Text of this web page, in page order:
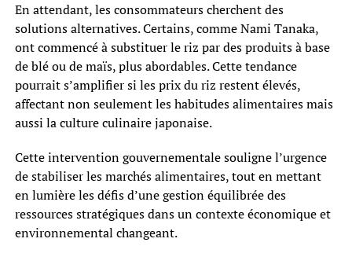
En attendant, les consommateurs cherchent des
solutions alternatives. Certains, comme Nami Tanaka,
ont commencé à substituer le riz par des produits à base
de blé ou de maïs, plus abordables. Cette tendance
pourrait s’amplifier si les prix du riz restent élevés,
affectant non seulement les habitudes alimentaires mais
aussi la culture culinaire japonaise.
Cette intervention gouvernementale souligne l’urgence
de stabiliser les marchés alimentaires, tout en mettant
en lumière les défis d’une gestion équilibrée des
ressources stratégiques dans un contexte économique et
environnemental changeant.